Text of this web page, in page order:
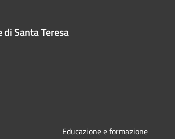
di Santa Teresa
Educazione e formazione